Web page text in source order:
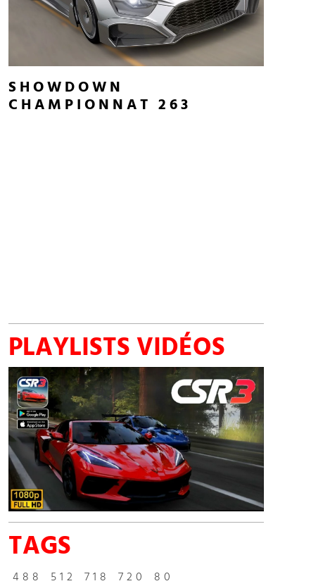
SHOWDOWN
CHAMPIONNAT 263
PLAYLISTS VIDÉOS
TAGS
488 512 718 720 80